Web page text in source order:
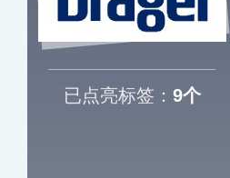
已点亮标签： 9个